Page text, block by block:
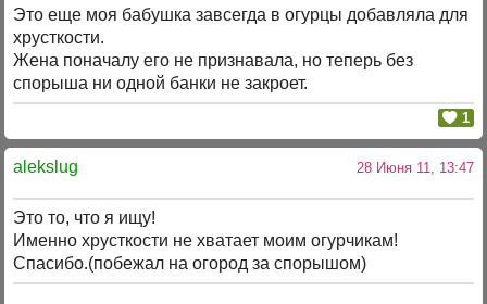
Это еще моя бабушка завсегда в огурцы добавляла для
хрусткости.
Жена поначалу его не признавала, но теперь без
спорыша ни одной банки не закроет.
1
alekslug 28 Июня 11, 13:47
Это то, что я ищу!
Именно хрусткости не хватает моим огурчикам!
Спасибо.(побежал на огород за спорышом)